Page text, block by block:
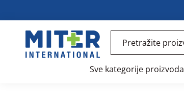
Sve kategorije proizvoda